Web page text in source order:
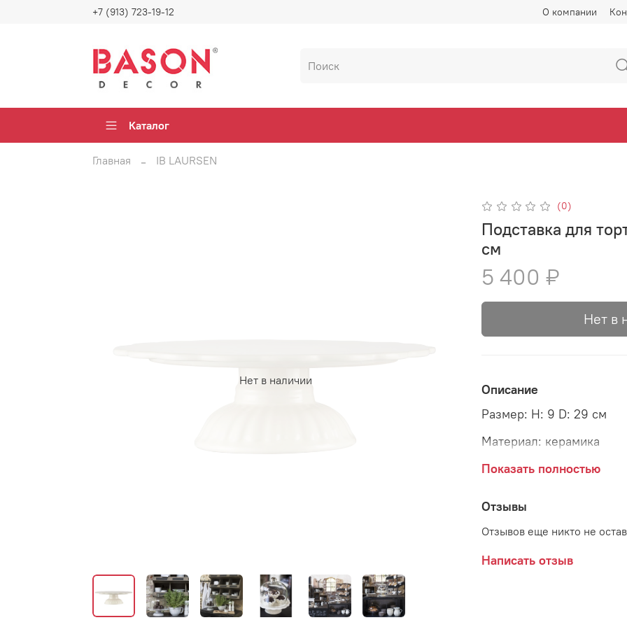
О компании
+7 (913) 723-19-12
Каталог
Главная IB LAURSEN
Нет в наличии
(0)
Подставка для
см
5 400 ₽
Нет в
Описание
Размер: H: 9 D: 29 см
Материал: керамика
Страна: Дания
Показать полностью
Отзывы
Отзывов еще никто не
Написать отзыв